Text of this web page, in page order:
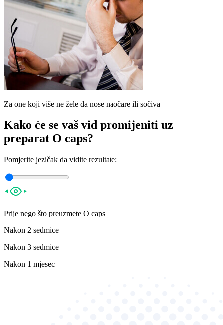
Za one koji više ne žele da nose naočare ili sočiva
Kako će se vaš vid promijeniti uz
preparat O caps?
Pomjerite jezičak da vidite rezultate:
Prije nego što preuzmete O caps
Nakon 2 sedmice
Nakon 3 sedmice
Nakon 1 mjesec